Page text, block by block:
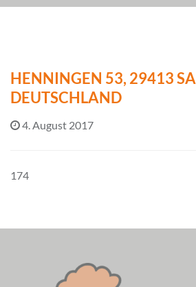
HENNINGEN 53, 29413
DEUTSCHLAND
4. August 2017
174